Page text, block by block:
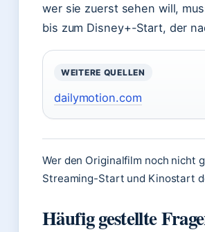
wer sie zuerst sehen will,
bis zum Disney+-Start, der
WEITERE QUELLEN
dailymotion.com
Wer den Originalfilm noch nicht
Streaming-Start und Kinostart
Häufig gestellte